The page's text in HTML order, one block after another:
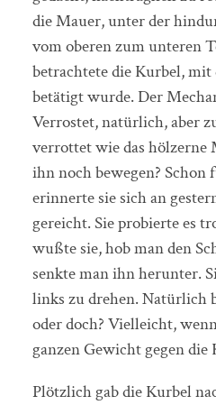
die Mauer, unter der
vom oberen zum unteren
betrachtete die Kurbel, mit
betätigt wurde. Der
Verrostet, natürlich, aber
verrottet wie das
ihn noch bewegen? Schon
erinnerte sie sich an
gereicht. Sie probierte es
wußte sie, hob man den
senkte man ihn herunter.
links zu drehen. Natürlich
oder doch? Vielleicht,
ganzen Gewicht gegen
Plötzlich gab die Kurbel